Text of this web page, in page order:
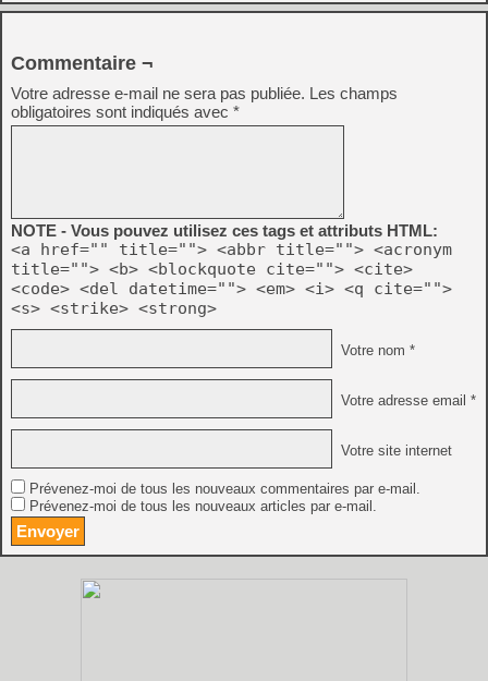
Commentaire ¬
Votre adresse e-mail ne sera pas publiée. Les champs
obligatoires sont indiqués avec *
NOTE - Vous pouvez utilisez ces tags et attributs HTML:
<a href="" title=""> <abbr title=""> <acronym
title=""> <b> <blockquote cite=""> <cite>
<code> <del datetime=""> <em> <i> <q cite="">
<s> <strike> <strong>
Votre nom *
Votre adresse email *
Votre site internet
Prévenez-moi de tous les nouveaux commentaires par e-mail.
Prévenez-moi de tous les nouveaux articles par e-mail.